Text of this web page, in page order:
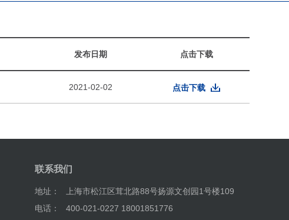
发布日期 点击下载
2021-02-02 点击下载
联系我们
地址：
上海市松江区茸北路88号扬源文创园1号楼109
电话：
400-021-0227 18001851776